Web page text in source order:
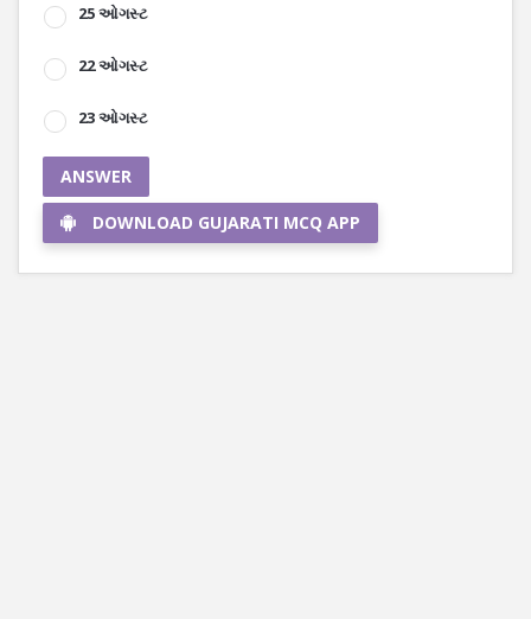
25 ઓગસ્ટ
22 ઓગસ્ટ
23 ઓગસ્ટ
ANSWER
DOWNLOAD GUJARATI MCQ APP